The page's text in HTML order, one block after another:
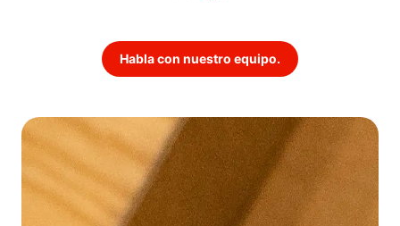
Habla con nuestro equipo.